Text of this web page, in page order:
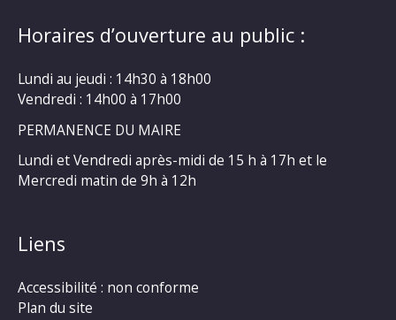
Horaires d’ouverture au public :
Lundi au jeudi : 14h30 à 18h00
Vendredi : 14h00 à 17h00
PERMANENCE DU MAIRE
Lundi et Vendredi après-midi de 15 h à 17h et le
Mercredi matin de 9h à 12h
Liens
Accessibilité : non conforme
Plan du site